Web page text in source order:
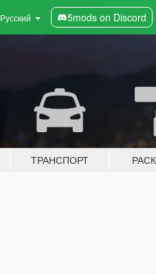
Русский 5mods on Discord
ТРАНСПОРТ